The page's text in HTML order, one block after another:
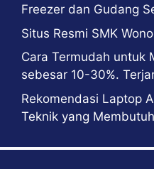
Freezer dan Gudang
Situs Resmi SMK
Cara Termudah untuk
sebesar 10-30%.
Rekomendasi Laptop
Teknik yang